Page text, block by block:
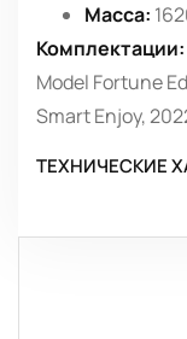
Масса:
Комплектации:
Model Fortune
Smart Enjoy,
ТЕХНИЧЕСКИЕ